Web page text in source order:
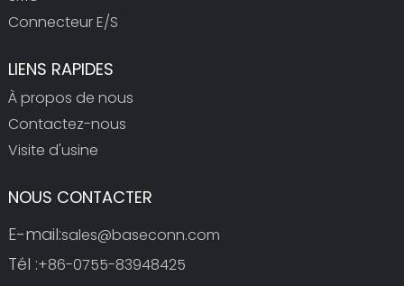
Connecteur E/S
LIENS RAPIDES
À propos de nous
Contactez-nous
Visite d'usine
NOUS CONTACTER
E-mail:sales@baseconn.com
Tél :+86-0755-83948425